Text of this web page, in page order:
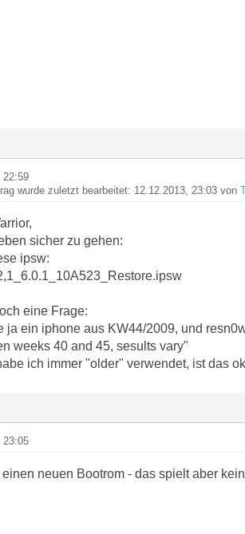
22:59
wurde zuletzt bearbeitet: 12.12.2013, 23:03 von
sicher zu gehen:
ipsw:
eine Frage:
ja ein iphone aus KW44/2009, und
weeks 40 and 45, sesults vary"
ich immer "older" verwendet, ist das
23:05
einen neuen Bootrom - das spielt aber